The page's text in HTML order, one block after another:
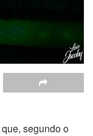
segundo o